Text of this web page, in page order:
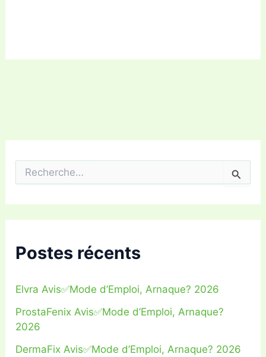
h
e
:
Postes récents
Elvra Avis✅Mode d’Emploi, Arnaque? 2026
ProstaFenix Avis✅Mode d’Emploi, Arnaque?
2026
DermaFix Avis✅Mode d’Emploi, Arnaque? 2026